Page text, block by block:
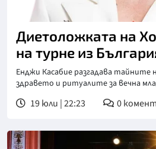
Диетоложката на
на турне из
Енджи Касабие разгадава тайните
здравето и ритуалите за вечна
19 юли | 22:23 0